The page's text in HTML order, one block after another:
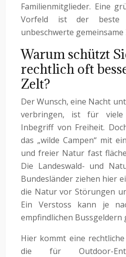
Familienmitglieder. Eine
Vorfeld ist der beste
unbeschwerte gemeinsame
Warum schützt
rechtlich oft
Zelt?
Der Wunsch, eine Nacht
verbringen, ist für viele
Inbegriff von Freiheit.
das „wilde Campen“ mit
und freier Natur fast
Die Landeswald- und
Bundesländer ziehen hier
die Natur vor Störungen
Ein Verstoss kann je
empfindlichen Bussgeldern
Hier kommt eine
die für Outdoor-